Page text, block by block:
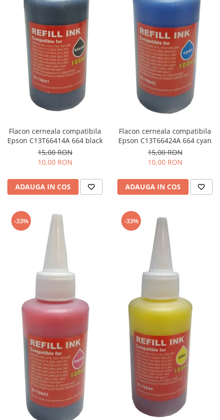
Flacon cerneala compatibila
Epson C13T66414A 664 black
15,00 RON
10,00 RON
ADAUGA IN COS
Flacon cerneala compatibila
Epson C13T66424A 664 cyan
15,00 RON
10,00 RON
ADAUGA IN COS
-33% -33%